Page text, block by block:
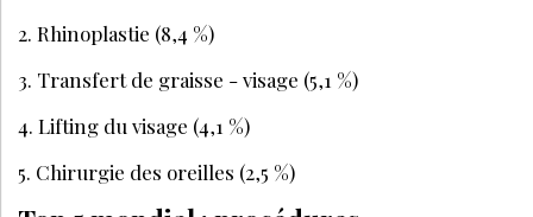
2. Rhinoplastie (8,4 %)
3. Transfert de graisse - visage (5,1 %)
4. Lifting du visage (4,1 %)
5. Chirurgie des oreilles (2,5 %)